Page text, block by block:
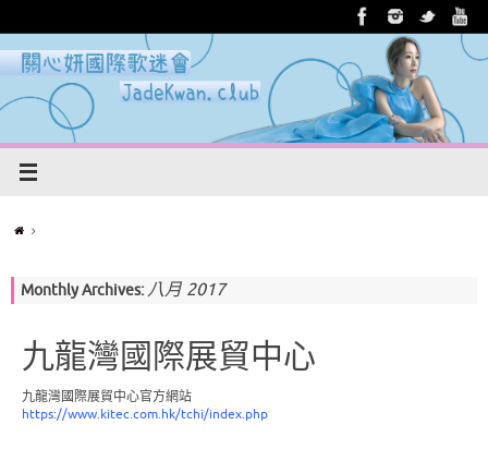
Monthly Archives:八月 2017
九龍灣國際展貿中心
九龍灣國際展貿中心官方網站
https://www.kitec.com.hk/tchi/index.php